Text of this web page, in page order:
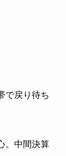
で戻り待ち
。中間決算